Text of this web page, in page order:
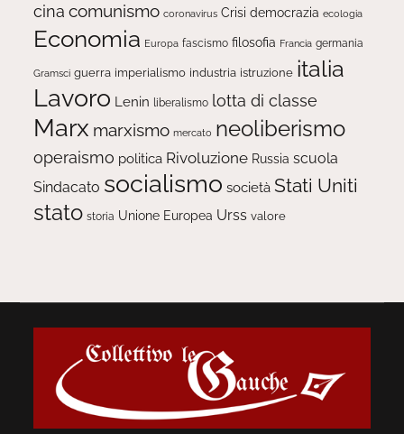
cina comunismo coronavirus Crisi democrazia ecologia
Economia Europa fascismo filosofia Francia germania
Gramsci guerra imperialismo industria istruzione italia
Lavoro Lenin liberalismo lotta di classe
Marx marxismo mercato neoliberismo
operaismo politica Rivoluzione Russia scuola
Sindacato socialismo società Stati Uniti
stato storia Unione Europea Urss valore